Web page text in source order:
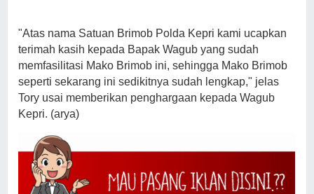
"Atas nama Satuan Brimob Polda Kepri kami ucapkan
terimah kasih kepada Bapak Wagub yang sudah
memfasilitasi Mako Brimob ini, sehingga Mako Brimob
seperti sekarang ini sedikitnya sudah lengkap," jelas
Tory usai memberikan penghargaan kepada Wagub
Kepri. (arya)